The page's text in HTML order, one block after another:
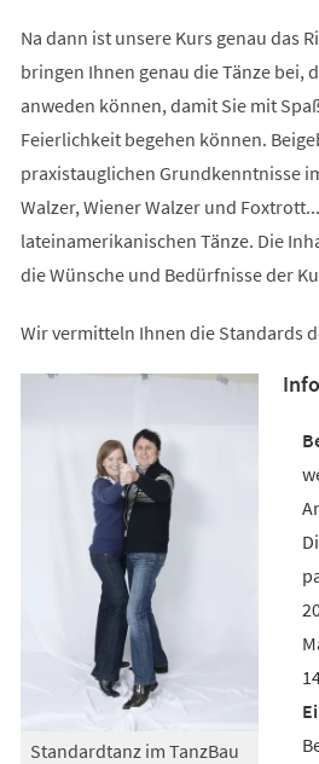
Na dann ist unsere Kurs genau das
bringen Ihnen genau die Tänze bei,
anweden können, damit Sie mit
Feierlichkeit begehen können.
praxistauglichen Grundkenntnisse
Walzer, Wiener Walzer und
lateinamerikanischen Tänze. Die
die Wünsche und Bedürfnisse der
Wir vermitteln Ihnen die Standards
Standardtanz im TanzBau